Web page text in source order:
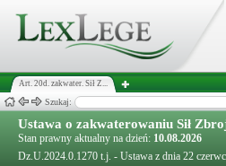
Art. 20d. zakwater. Sił Z...
Szukaj:
Ustawa o zakwaterowaniu Sił
Stan prawny aktualny na dzień: 10.08.2026
Dz.U.2024.0.1270 t.j. - Ustawa z dnia 22